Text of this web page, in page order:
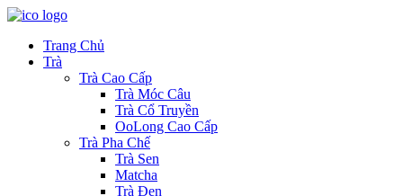
Trang Chủ
Trà
Trà Cao Cấp
Trà Móc Câu
Trà Cổ Truyền
OoLong Cao Cấp
Trà Pha Chế
Trà Sen
Matcha
Trà Đen